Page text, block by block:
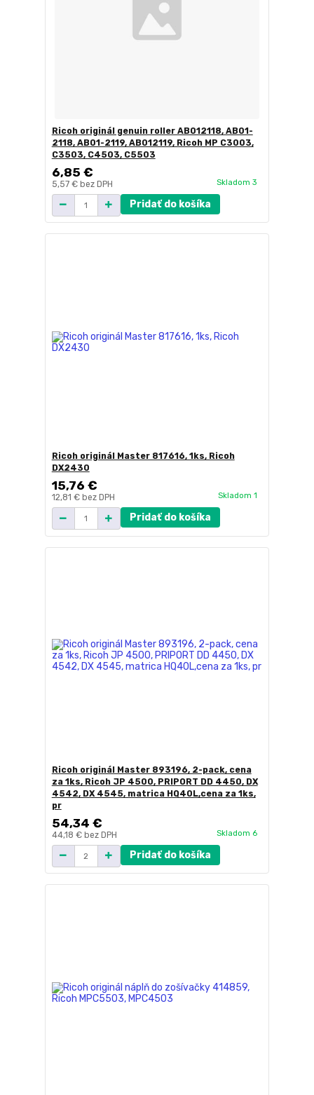
Ricoh originál genuin roller AB012118, AB01-
2118, AB01-2119, AB012119, Ricoh MP C3003,
C3503, C4503, C5503
6,85 €
5,57 € bez DPH Skladom 3
Pridať do košíka
Ricoh originál Master 817616, 1ks, Ricoh
DX2430
15,76 €
12,81 € bez DPH Skladom 1
Pridať do košíka
Ricoh originál Master 893196, 2-pack, cena
za 1ks, Ricoh JP 4500, PRIPORT DD 4450, DX
4542, DX 4545, matrica HQ40L,cena za 1ks,
pr
54,34 €
44,18 € bez DPH Skladom 6
Pridať do košíka